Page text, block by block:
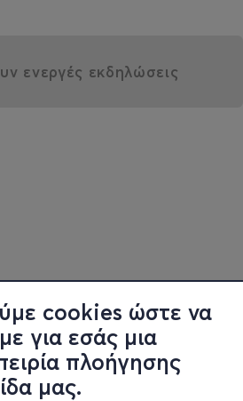
cookies ώστε να
για εσάς μια
πλοήγησης
μας.
ενεργές εκδηλώσεις